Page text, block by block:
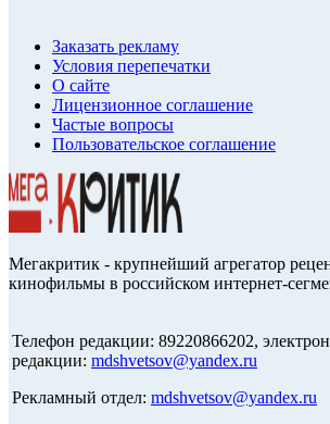
Заказать рекламу
Условия перепечатки
О сайте
Лицензионное соглашение
Частые вопросы
Пользовательское соглашение
Мегакритик - крупнейший агрегатор
кинофильмы в российском интернет-
Телефон редакции: 89220866202,
редакции: mdshvetsov@yandex.ru
Рекламный отдел: mdshvetsov@yandex.ru